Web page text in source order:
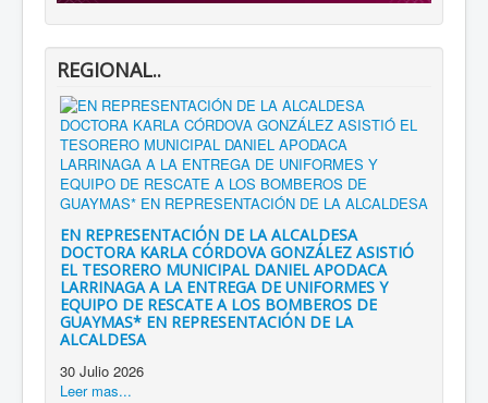
REGIONAL..
EN REPRESENTACIÓN DE LA ALCALDESA
DOCTORA KARLA CÓRDOVA GONZÁLEZ ASISTIÓ
EL TESORERO MUNICIPAL DANIEL APODACA
LARRINAGA A LA ENTREGA DE UNIFORMES Y
EQUIPO DE RESCATE A LOS BOMBEROS DE
GUAYMAS* EN REPRESENTACIÓN DE LA
ALCALDESA
30 Julio 2026
Leer mas...